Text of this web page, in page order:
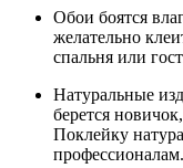
Обои боятся
желательно
спальня или
Натуральные
берется
Поклейку
профессионалам.